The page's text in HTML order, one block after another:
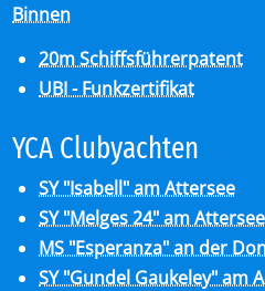
Binnen
20m Schiffsführerpatent
UBI - Funkzertifikat
YCA Club­y­ach­ten
SY "Isabell" am Attersee
SY "Melges 24" am Attersee
MS "Esperanza" an der
SY "Gundel Gaukeley" am